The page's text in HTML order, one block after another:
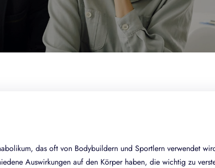
das oft von Bodybuildern und Sportlern verwendet
Auswirkungen auf den Körper haben, die wichtig zu